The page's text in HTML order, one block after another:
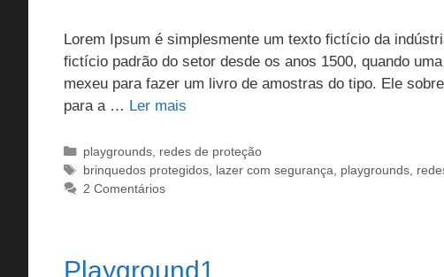
Lorem Ipsum é simplesmente um texto fictício da
fictício padrão do setor desde os anos 1500, quando
mexeu para fazer um livro de amostras do tipo. Ele
para a … Ler mais
Categorias
playgrounds, redes de proteção
Tags
brinquedos protegidos, lazer com segurança playgrounds,
2 Comentários
Playground1